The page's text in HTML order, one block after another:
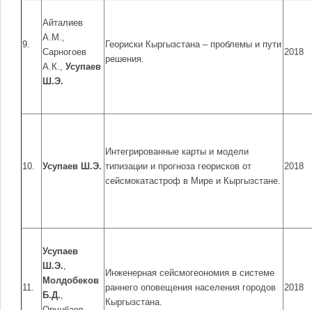
9.
Айталиев
А.М.,
Сарногоев
А.К., Усупаев
Ш.Э.
Геориски Кыргызстана – проблемы и пути
решения.
2018
10. Усупаев Ш.Э.
Интегрированные карты и модели
типизации и прогноза георисков от
сейсмокатастроф в Мире и Кыргызстане.
2018
11.
Усупаев
Ш.Э.,
Молдобеков
Б.Д.,
Инженерная сейсмогеономия в системе
раннего оповещения населения городов
Кыргызстана.
2018